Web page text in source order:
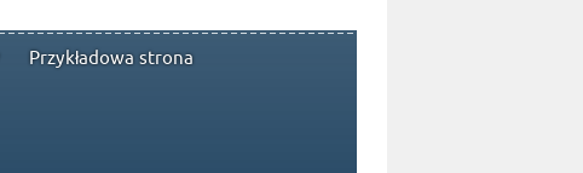
Przykładowa strona